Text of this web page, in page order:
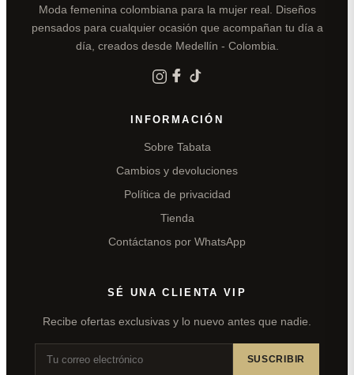
Moda femenina colombiana para la mujer real. Diseños
pensados para cualquier ocasión que acompañan tu día a
día, creados desde Medellín - Colombia.
INFORMACIÓN
Sobre Tabata
Cambios y devoluciones
Política de privacidad
Tienda
Contáctanos por WhatsApp
SÉ UNA CLIENTA VIP
Recibe ofertas exclusivas y lo nuevo antes que nadie.
SUSCRIBIR